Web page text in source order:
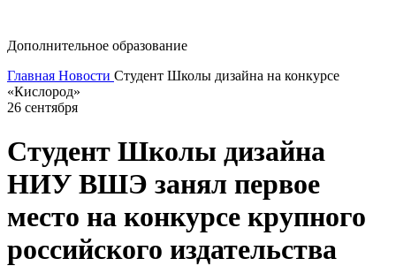
Дополнительное образование
Главная Новости Студент Школы дизайна на конкурсе
«Кислород»
26 сентября
Студент Школы дизайна
НИУ ВШЭ занял первое
место на конкурсе крупного
российского издательства